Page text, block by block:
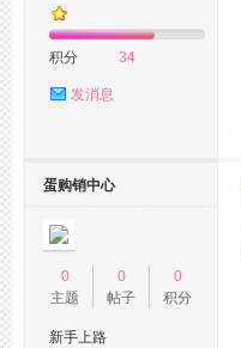
积分 34
发消息
蛋购销中心
0
主题
0
帖子
0
积分
新手上路